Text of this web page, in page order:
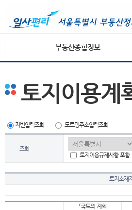
부동산종합정보
토지이용계
지번입력조회 도로명주소입력조회
조회
토지이용규제사항 포함
토지소재지
「국토의 계획